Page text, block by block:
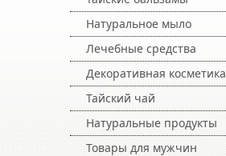
Натуральное мыло
Лечебные средства
Декоративная косметика
Тайский чай
Натуральные продукты
Товары для мужчин